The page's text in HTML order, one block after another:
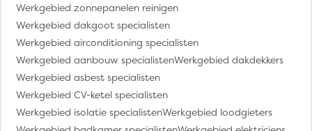
Werkgebied zonnepanelen reinigen
Werkgebied dakgoot specialisten
Werkgebied airconditioning specialisten
Werkgebied aanbouw specialistenWerkgebied dakdekkers
Werkgebied asbest specialisten
Werkgebied CV-ketel specialisten
Werkgebied isolatie specialistenWerkgebied loodgieters